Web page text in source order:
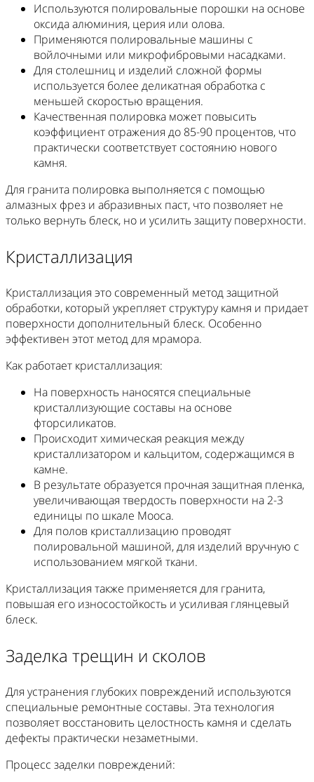
Используются полировальные порошки на основе
оксида алюминия, церия или олова.
Применяются полировальные машины с
войлочными или микрофибровыми насадками.
Для столешниц и изделий сложной формы
используется более деликатная обработка с
меньшей скоростью вращения.
Качественная полировка может повысить
коэффициент отражения до 85-90 процентов, что
практически соответствует состоянию нового
камня.
Для гранита полировка выполняется с помощью
алмазных фрез и абразивных паст, что позволяет не
только вернуть блеск, но и усилить защиту поверхности.
Кристаллизация
Кристаллизация это современный метод защитной
обработки, который укрепляет структуру камня и придает
поверхности дополнительный блеск. Особенно
эффективен этот метод для мрамора.
Как работает кристаллизация:
На поверхность наносятся специальные
кристаллизующие составы на основе
фторсиликатов.
Происходит химическая реакция между
кристаллизатором и кальцитом, содержащимся в
камне.
В результате образуется прочная защитная пленка,
увеличивающая твердость поверхности на 2-3
единицы по шкале Мооса.
Для полов кристаллизацию проводят
полировальной машиной, для изделий вручную с
использованием мягкой ткани.
Кристаллизация также применяется для гранита,
повышая его износостойкость и усиливая глянцевый
блеск.
Заделка трещин и сколов
Для устранения глубоких повреждений используются
специальные ремонтные составы. Эта технология
позволяет восстановить целостность камня и сделать
дефекты практически незаметными.
Процесс заделки повреждений: